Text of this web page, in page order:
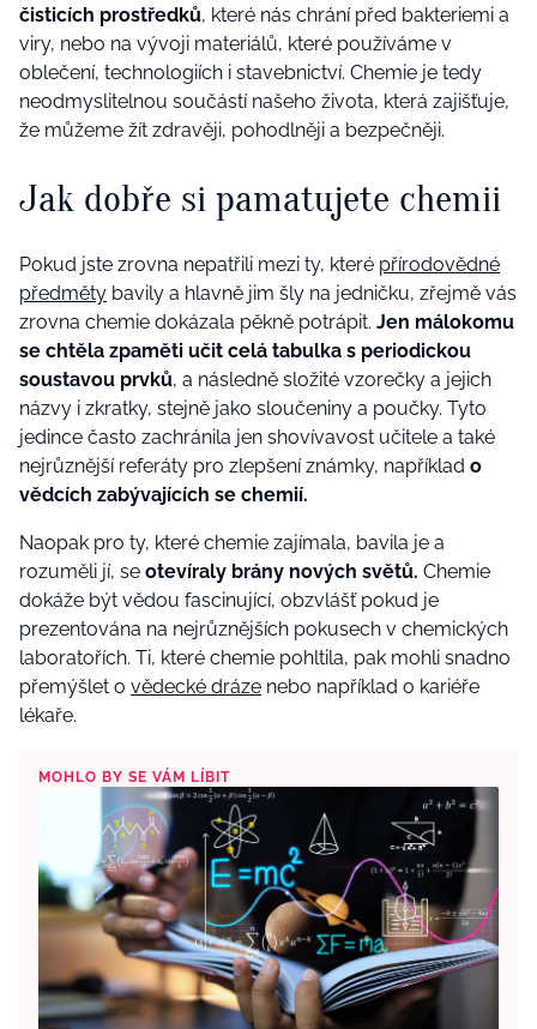
čisticích prostředků, které nás chrání před bakteriemi a
viry, nebo na vývoji materiálů, které používáme v
oblečení, technologiích i stavebnictví. Chemie je tedy
neodmyslitelnou součástí našeho života, která zajišťuje,
že můžeme žít zdravěji, pohodlněji a bezpečněji.
Jak dobře si pamatujete chemii
Pokud jste zrovna nepatřili mezi ty, které přírodovědné
předměty bavily a hlavně jim šly na jedničku, zřejmě vás
zrovna chemie dokázala pěkně potrápit. Jen málokomu
se chtěla zpaměti učit celá tabulka s periodickou
soustavou prvků, a následně složité vzorečky a jejich
názvy i zkratky, stejně jako sloučeniny a poučky. Tyto
jedince často zachránila jen shovívavost učitele a také
nejrůznější referáty pro zlepšení známky, například o
vědcích zabývajících se chemií.
Naopak pro ty, které chemie zajímala, bavila je a
rozuměli jí, se otevíraly brány nových světů. Chemie
dokáže být vědou fascinující, obzvlášť pokud je
prezentována na nejrůznějších pokusech v chemických
laboratořích. Ti, které chemie pohltila, pak mohli snadno
přemýšlet o vědecké dráze nebo například o kariéře
lékaře.
MOHLO BY SE VÁM LÍBIT